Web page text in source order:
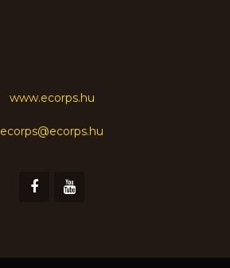
www.ecorps.hu
ecorps@ecorps.hu